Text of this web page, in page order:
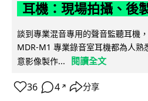
耳機：現場拍攝、後
談到專業混音專用的聲音監聽耳機
MDR-M1 專業錄音室耳機都為人熟
意影像製作...
閱讀全文
36 4 ↗ 分享